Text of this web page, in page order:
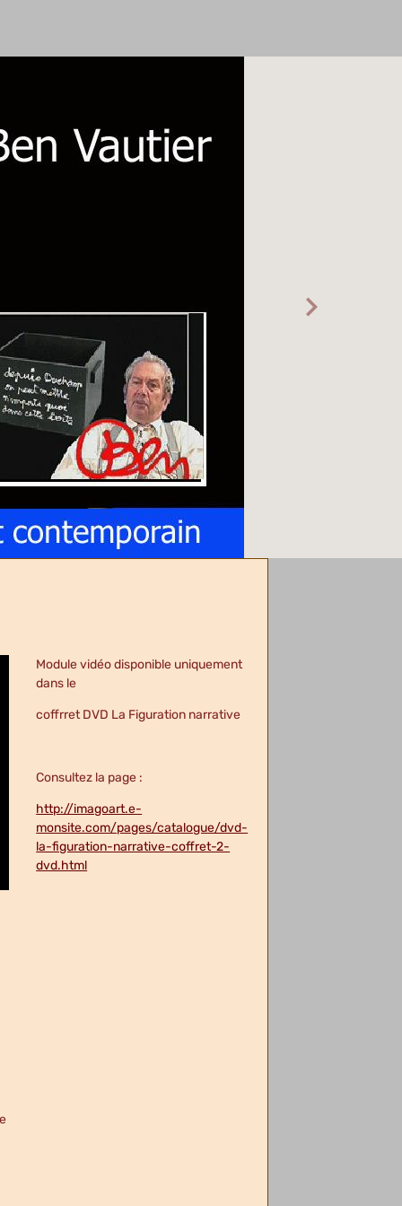
Module vidéo disponible uniquement
dans le
coffrret DVD La Figuration narrative
Consultez la page :
http://imagoart.e-
monsite.com/pages/catalogue/dvd-
la-figuration-narrative-coffret-2-
dvd.html